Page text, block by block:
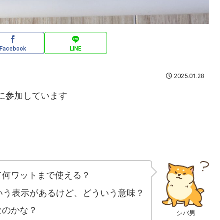
Facebook LINE
2025.01.28
参加しています
シバ男
ワットまで使える？
表示があるけど、どういう意味？
かな？